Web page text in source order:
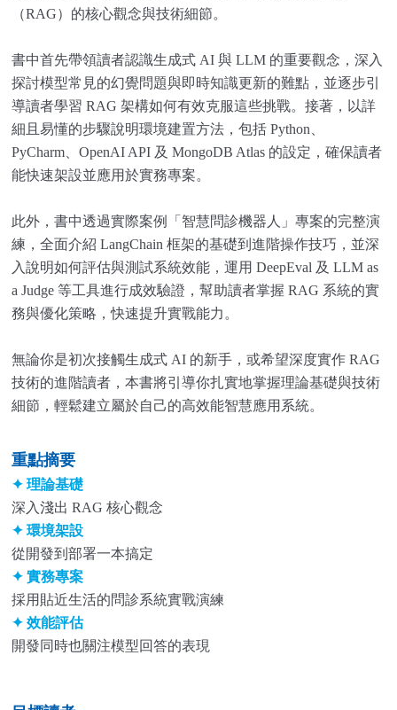
（RAG）的核心觀念與技術細節。
書中首先帶領讀者認識生成式 AI 與 LLM 的重要觀念，深入
探討模型常見的幻覺問題與即時知識更新的難點，並逐步引
導讀者學習 RAG 架構如何有效克服這些挑戰。接著，以詳
細且易懂的步驟說明環境建置方法，包括 Python、
PyCharm、OpenAI API 及 MongoDB Atlas 的設定，確保讀者
能快速架設並應用於實務專案。
此外，書中透過實際案例「智慧問診機器人」專案的完整演
練，全面介紹 LangChain 框架的基礎到進階操作技巧，並深
入說明如何評估與測試系統效能，運用 DeepEval 及 LLM as
a Judge 等工具進行成效驗證，幫助讀者掌握 RAG 系統的實
務與優化策略，快速提升實戰能力。
無論你是初次接觸生成式 AI 的新手，或希望深度實作 RAG
技術的進階讀者，本書將引導你扎實地掌握理論基礎與技術
細節，輕鬆建立屬於自己的高效能智慧應用系統。
重點摘要
✦ 理論基礎
深入淺出 RAG 核心觀念
✦ 環境架設
從開發到部署一本搞定
✦ 實務專案
採用貼近生活的問診系統實戰演練
✦ 效能評估
開發同時也關注模型回答的表現